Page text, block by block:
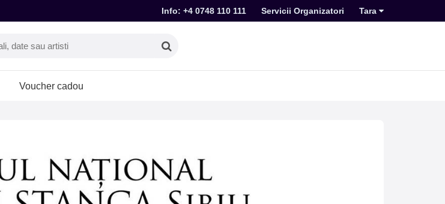
Info: +4 0748 110 111 Servicii Organizatori Tara
Voucher cadou